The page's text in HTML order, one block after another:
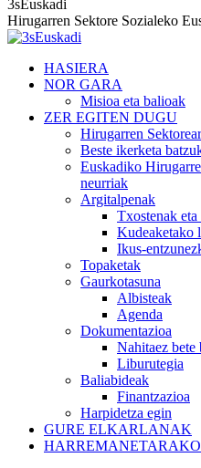
3sEuskadi
Hirugarren Sektore Sozialeko
HASIERA
NOR GARA
Misioa eta balioak
ZER EGITEN DUGU
Hirugarren
Beste ikerketa
Euskadiko
neurriak
Argitalpenak
Txostenak
Kudeaketako
Ikus-
Topaketak
Gaurkotasuna
Albisteak
Agenda
Dokumentazioa
Nahitaez bete
Liburutegia
Baliabideak
Finantzazioa
Harpidetza egin
GURE ELKARLANAK
HARREMANETARAKO